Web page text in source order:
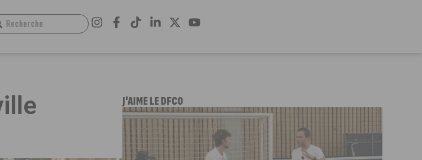
J'AIME LE DFCO